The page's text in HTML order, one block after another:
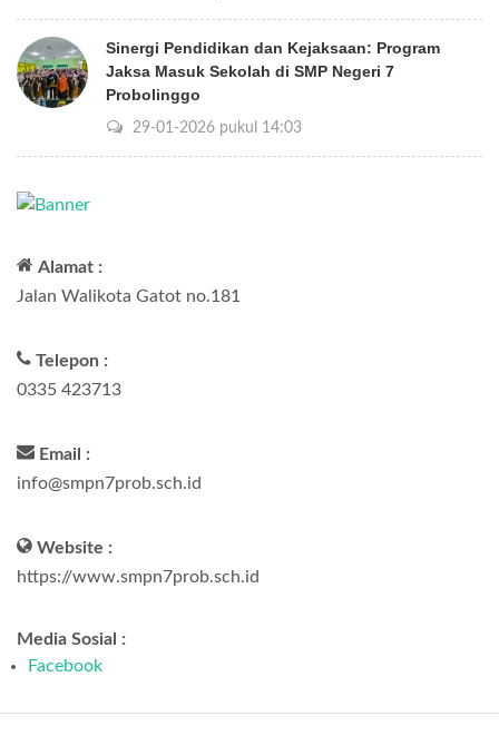
Sinergi Pendidikan dan Kejaksaan: Program
Jaksa Masuk Sekolah di SMP Negeri 7
Probolinggo
29-01-2026 pukul 14:03
Alamat :
Jalan Walikota Gatot no.181
Telepon :
0335 423713
Email :
info@smpn7prob.sch.id
Website :
https://www.smpn7prob.sch.id
Media Sosial :
Facebook